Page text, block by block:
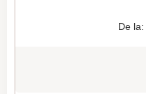
De la: